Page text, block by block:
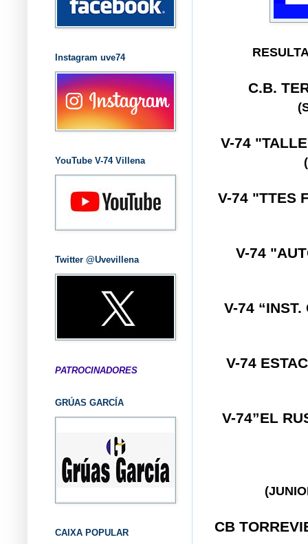
C.B.
V-74
V-74 "TTES
V-74
V-74
V-74
V-74”EL
CB
Instagram uve74
YouTube V-74 Villena
Twitter @Uvevillena
PATROCINADORES
GRÚAS GARCÍA
CAIXA POPULAR